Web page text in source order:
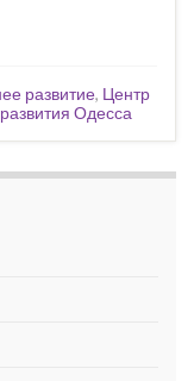
развитие, Центр
Одесса